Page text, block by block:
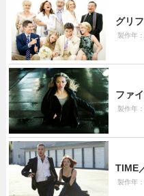
グリ
製作年
ファ
製作年
TIME
製作年